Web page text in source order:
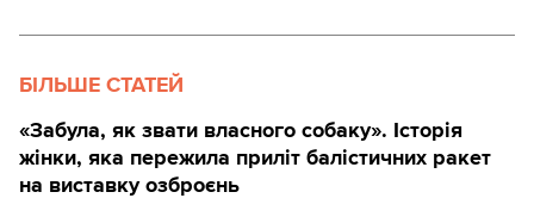
БІЛЬШЕ СТАТЕЙ
«Забула, як звати власного собаку». Історія
жінки, яка пережила приліт балістичних ракет
на виставку озброєнь